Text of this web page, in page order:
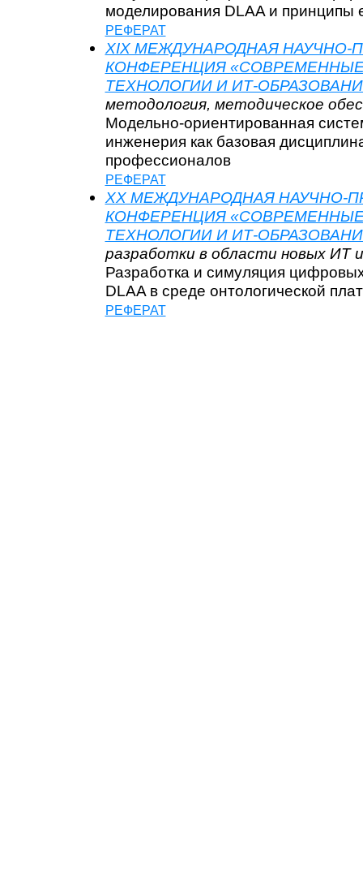
моделирования DLAA и принципы
РЕФЕРАТ
XIX МЕЖДУНАРОДНАЯ НАУЧНО-
КОНФЕРЕНЦИЯ
ТЕХНОЛОГИИ И ИТ-
методология, методическое
Модельно-ориентированная
инженерия как базовая
профессионалов
РЕФЕРАТ
XX МЕЖДУНАРОДНАЯ НАУЧНО-
КОНФЕРЕНЦИЯ
ТЕХНОЛОГИИ И ИТ-
разработки в области новых ИТ
Разработка и симуляция
DLAA в среде онтологической
РЕФЕРАТ